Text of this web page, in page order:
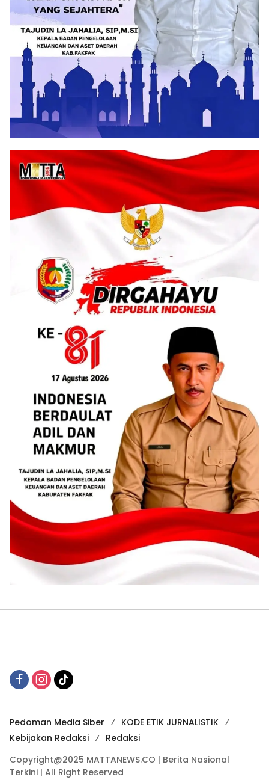
Pedoman Media Siber
KODE ETIK JURNALISTIK
Kebijakan Redaksi
Redaksi
Copyright@2025 MATTANEWS.CO | Berita Nasional
Terkini | All Right Reserved